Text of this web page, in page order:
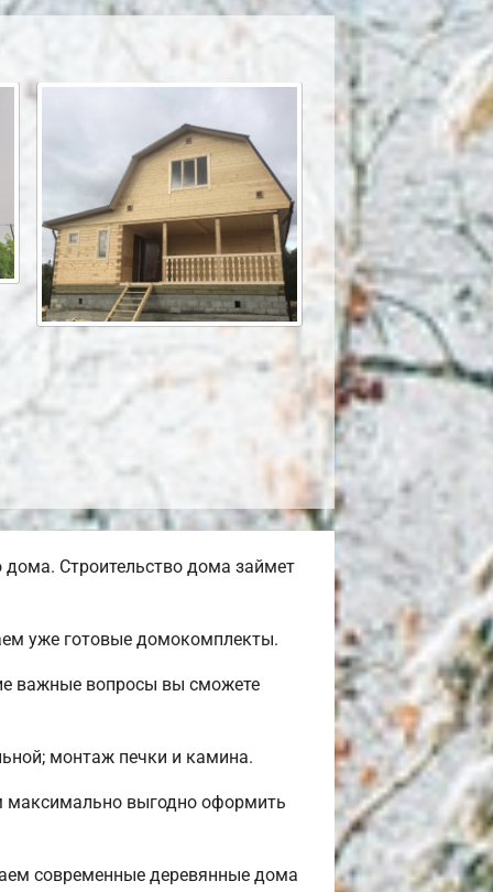
Строительство дома займет
уже готовые домокомплекты.
важные вопросы вы сможете
монтаж печки и камина.
максимально выгодно оформить
современные деревянные дома